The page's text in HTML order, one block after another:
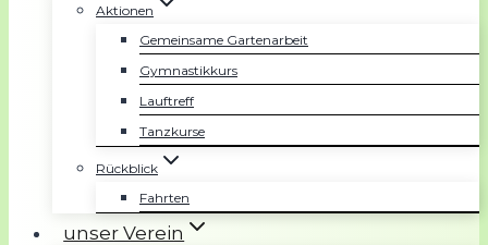
Aktionen
Gemeinsame Gartenarbeit
Gymnastikkurs
Lauftreff
Tanzkurse
Rückblick
Fahrten
unser Verein